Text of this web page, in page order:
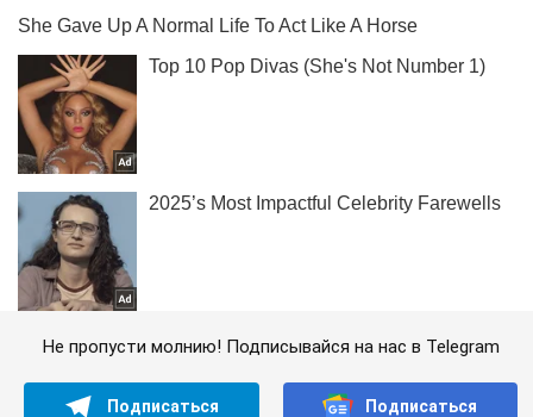
Не пропусти молнию! Подписывайся на нас в Telegram
Подписаться Подписаться